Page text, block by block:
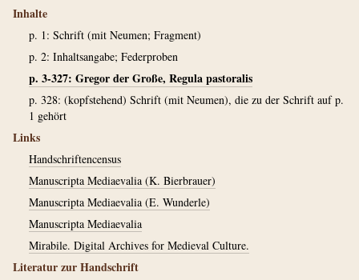
Inhalte
p. 1: Schrift (mit Neumen; Fragment)
p. 2: Inhaltsangabe; Federproben
p. 3-327: Gregor der Große, Regula pastoralis
p. 328: (kopfstehend) Schrift (mit Neumen), die zu der Schrift auf p.
1 gehört
Links
Handschriftencensus
Manuscripta Mediaevalia (K. Bierbrauer)
Manuscripta Mediaevalia (E. Wunderle)
Manuscripta Mediaevalia
Mirabile. Digital Archives for Medieval Culture.
Literatur zur Handschrift